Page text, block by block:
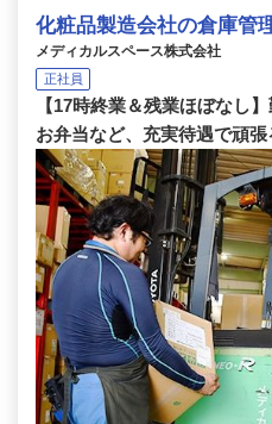
化粧品製造会社の倉庫管
メディカルスペース株式会社
正社員
【17時終業＆残業ほぼなし
お弁当など、充実待遇で頑張